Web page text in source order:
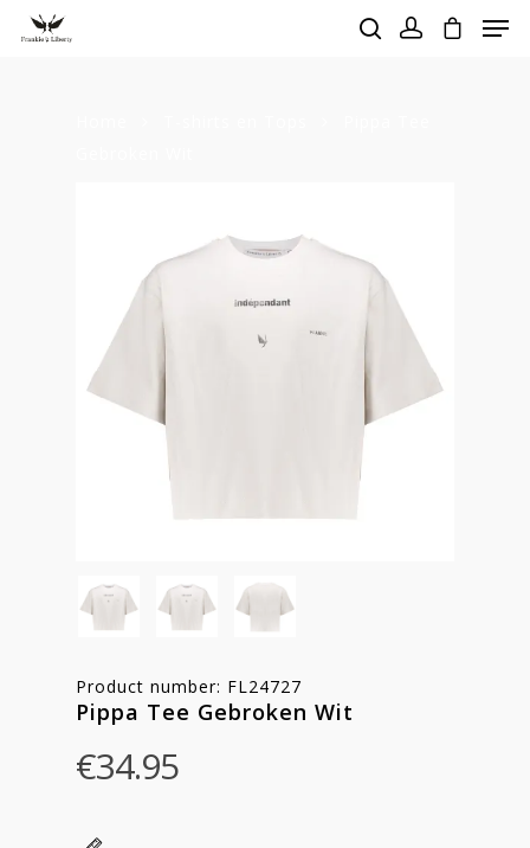
Product number: FL24727
Pippa Tee Gebroken Wit
€34.95